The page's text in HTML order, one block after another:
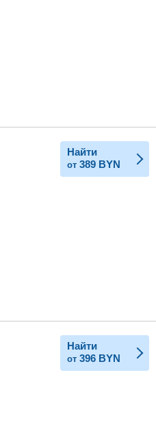
Найти
от 389 BYN
Найти
от 396 BYN